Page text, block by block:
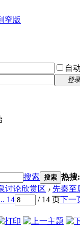
窄版
自
登录
搜索 搜索 热搜:
讨论欣赏区 › 先秦至
14 / 14 页下一